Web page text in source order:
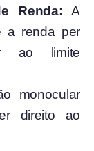
Renda: A
a renda per
ao limite
monocular
direito ao